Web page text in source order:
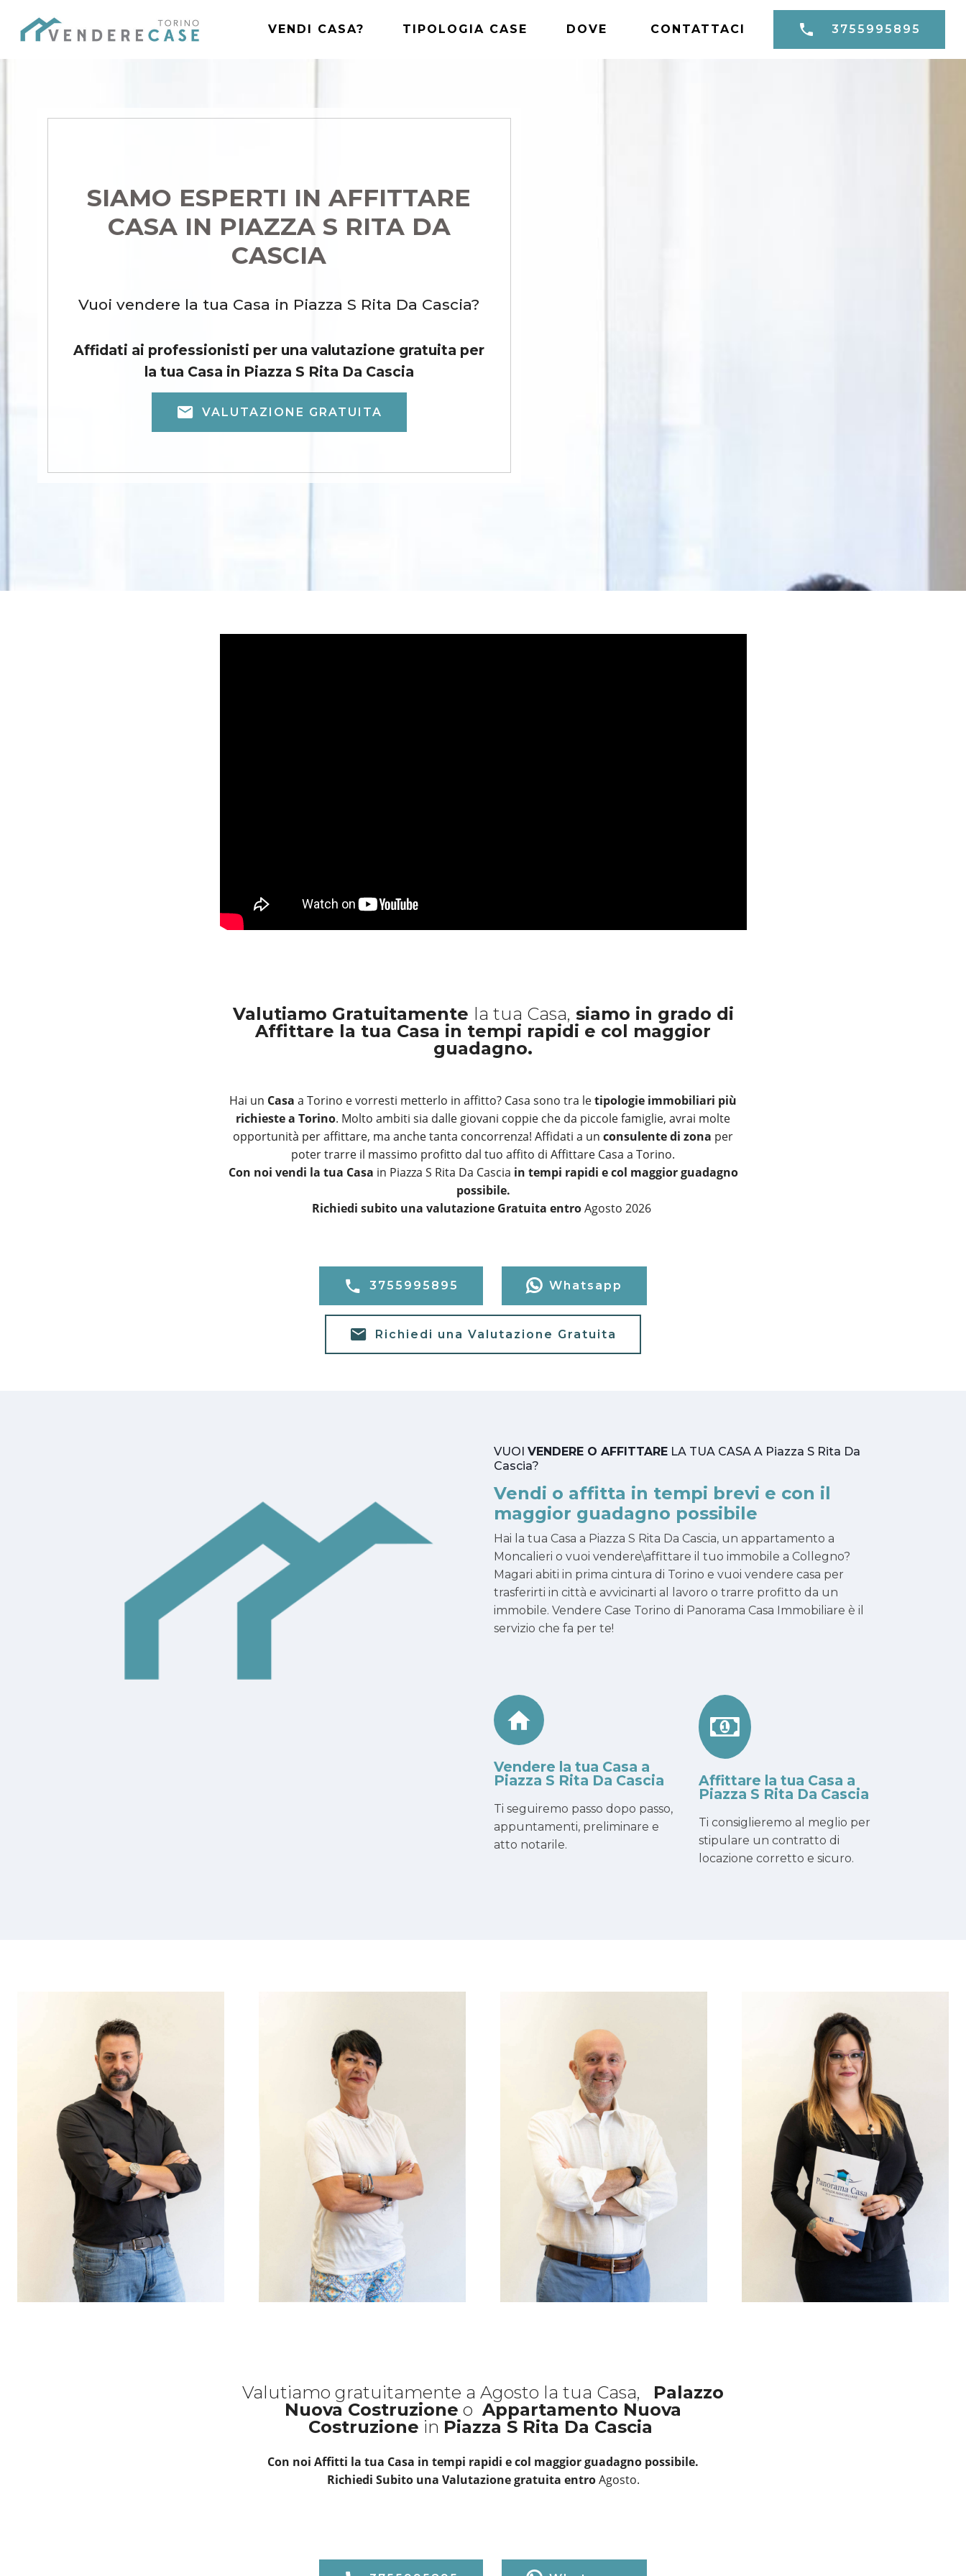
VENDI CASA? TIPOLOGIA CASE DOVE CONTATTACI 3755995895
SIAMO ESPERTI IN AFFITTARE
CASA IN PIAZZA S RITA DA
CASCIA
Vuoi vendere la tua Casa in Piazza S Rita Da Cascia?
Affidati ai professionisti per una valutazione gratuita per
la tua Casa in Piazza S Rita Da Cascia
VALUTAZIONE GRATUITA
Valutiamo Gratuitamente la tua Casa, siamo in grado di
Affittare la tua Casa in tempi rapidi e col maggior
guadagno.
Hai un Casa a Torino e vorresti metterlo in affitto? Casa sono tra letipologie immobiliari più
richieste a Torino. Molto ambiti sia dalle giovani coppie che da piccole famiglie, avrai molte
opportunità per affittare, ma anche tanta concorrenza! Affidati a un consulente di zona per
poter trarre il massimo profitto dal tuo affito di Affittare Casa a Torino.
Con noi vendi la tua Casa in Piazza S Rita Da Cascia in tempi rapidi e col maggior guadagno
possibile.
Richiedi subito una valutazione Gratuita entroAgosto 2026
3755995895 Whatsapp
Richiedi una Valutazione Gratuita
VUOI VENDERE O AFFITTARE LA TUA CASA A Piazza S Rita Da
Cascia?
Vendi o affitta in tempi brevi e con il
maggior guadagno possibile
Hai la tua Casa a Piazza S Rita Da Cascia, un appartamento a
Moncalieri o vuoi vendere\affittare il tuo immobile a Collegno?
Magari abiti in prima cintura di Torino e vuoi vendere casa per
trasferirti in città e avvicinarti al lavoro o trarre profitto da un
immobile. Vendere Case Torino di Panorama Casa Immobiliare è il
servizio che fa per te!
Vendere la tua Casa a
Piazza S Rita Da Cascia
Ti seguiremo passo dopo passo,
appuntamenti, preliminare e
atto notarile.
Affittare la tua Casa a
Piazza S Rita Da Cascia
Ti consiglieremo al meglio per
stipulare un contratto di
locazione corretto e sicuro.
Valutiamo gratuitamente a Agosto la tua Casa, Palazzo
Nuova Costruzione o Appartamento Nuova
Costruzione in Piazza S Rita Da Cascia
Con noi Affitti la tua Casa in tempi rapidi e col maggior guadagno possibile.
Richiedi Subito una Valutazione gratuita entroAgosto.